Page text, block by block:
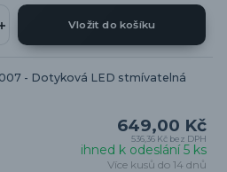
Vložit do košíku
- Dotyková LED stmívatelná
649,00 Kč
536,36 Kč bez DPH
ihned k odeslání 5 ks
Více kusů do 14 dnů